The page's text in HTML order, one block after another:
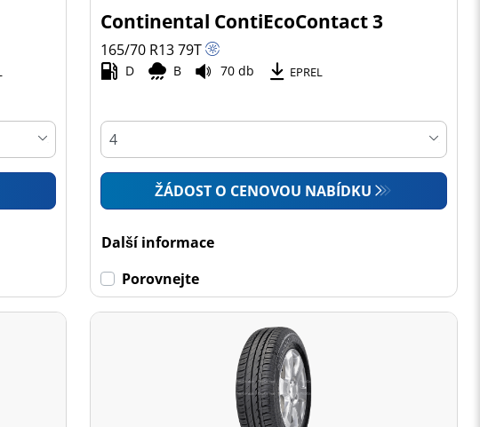
Continental ContiEcoContact 3
165/70 R1379T
D B 70 db EPREL
ŽÁDOST O CENOVOU NABÍDKU
Další informace
Porovnejte